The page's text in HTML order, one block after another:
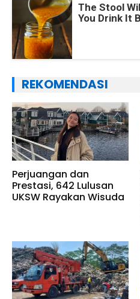
The Stool
You Drink It
REKOMENDASI
Perjuangan dan
Prestasi, 642 Lulusan
UKSW Rayakan Wisuda